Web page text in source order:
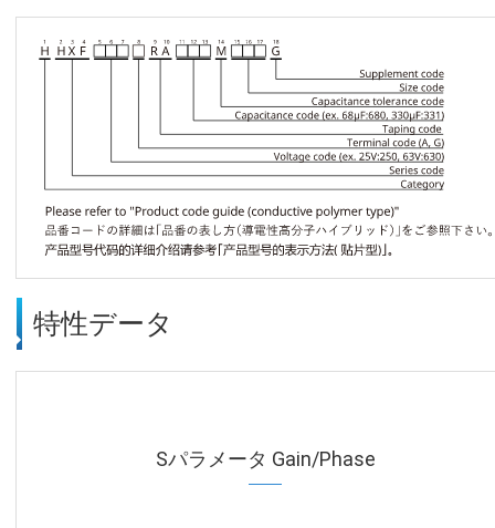
特性データ
Sパラメータ Gain/Phase